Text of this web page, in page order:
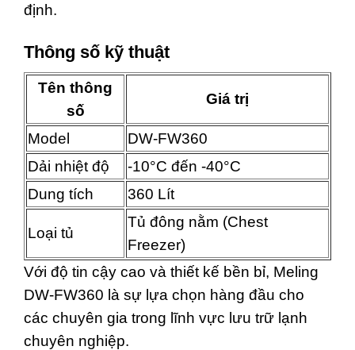
định.
Thông số kỹ thuật
Tên thông
số
Giá trị
Model
DW-FW360
Dải nhiệt độ
-10°C đến -40°C
Dung tích
360 Lít
Loại tủ
Tủ đông nằm (Chest
Freezer)
Với độ tin cậy cao và thiết kế bền bỉ, Meling
DW-FW360 là sự lựa chọn hàng đầu cho
các chuyên gia trong lĩnh vực lưu trữ lạnh
chuyên nghiệp.